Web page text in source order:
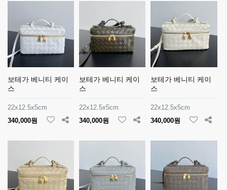
보테가 베니티 케이
스
22x12.5x5cm
340,000원
보테가 베니티 케이
스
22x12.5x5cm
340,000원
보테가 베니티 케이
스
22x12.5x5cm
340,000원